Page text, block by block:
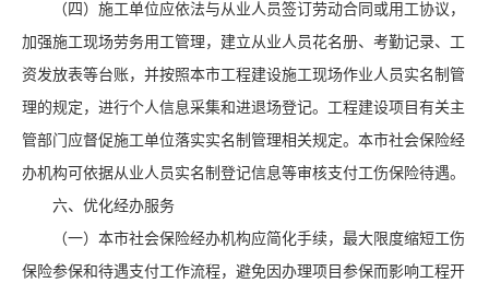
（四）施工单位应依法与从业人员签订劳动合同或用工协议，
加强施工现场劳务用工管理，建立从业人员花名册、考勤记录、工
资发放表等台账，并按照本市工程建设施工现场作业人员实名制管
理的规定，进行个人信息采集和进退场登记。工程建设项目有关主
管部门应督促施工单位落实实名制管理相关规定。本市社会保险经
办机构可依据从业人员实名制登记信息等审核支付工伤保险待遇。
六、优化经办服务
（一）本市社会保险经办机构应简化手续，最大限度缩短工伤
保险参保和待遇支付工作流程，避免因办理项目参保而影响工程开